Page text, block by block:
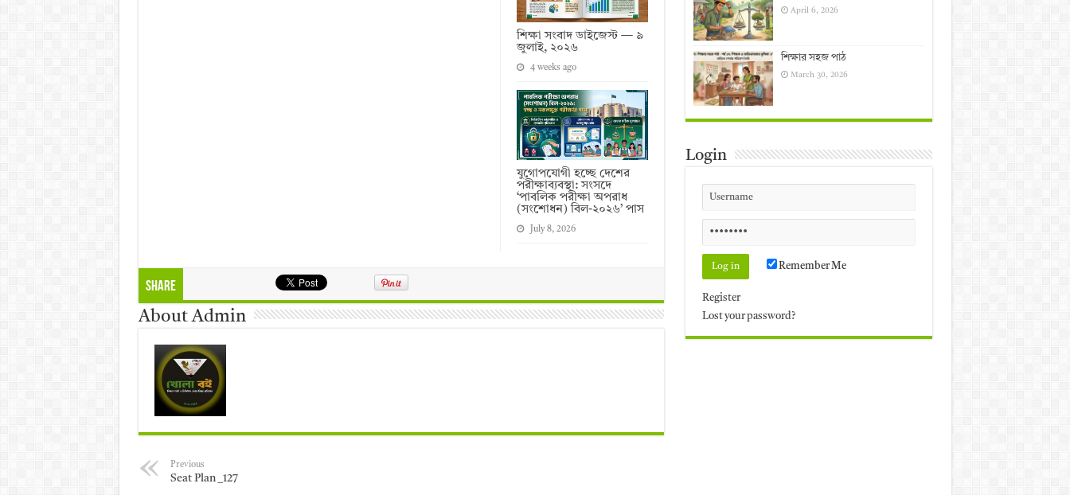
শিক্ষা সংবাদ ডাইজেস্ট — ৯
জুলাই, ২০২৬
4 weeks ago
যুগোপযোগী হচ্ছে দেশের
পরীক্ষাব্যবস্থা: সংসদে
‘পাবলিক পরীক্ষা অপরাধ
(সংশোধন) বিল-২০২৬’ পাস
July 8, 2026
Share
About Admin
Previous
Seat Plan _127
April 6, 2026
শিক্ষার সহজ পাঠ
March 30, 2026
Login
Remember Me
Register
Lost your password?